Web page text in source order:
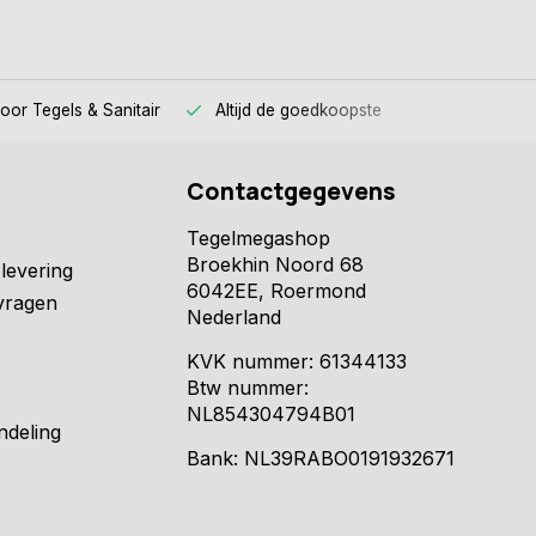
Tegels & Sanitair Altijd de goedkoopste
Contactgegevens
Tegelmegashop
Broekhin Noord 68
6042EE, Roermond
Nederland
KVK nummer: 61344133
Btw nummer:
NL854304794B01
Bank: NL39RABO0191932671